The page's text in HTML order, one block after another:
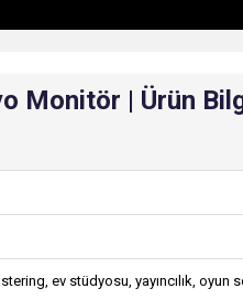
Monitör | Ürün
ev stüdyosu, yayıncılık, oyun